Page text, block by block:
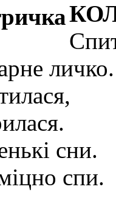
личко.
сни.
спи.